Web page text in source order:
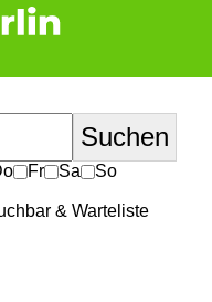
Fr Sa
So
& Warteliste